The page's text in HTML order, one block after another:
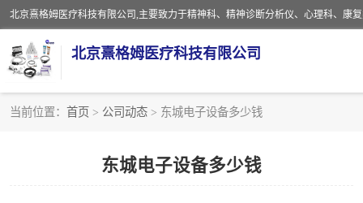
北京熹格姆医疗科技有限公司
当前位置： 首页 > 公司动态 > 东城电子设备多少钱
东城电子设备多少钱